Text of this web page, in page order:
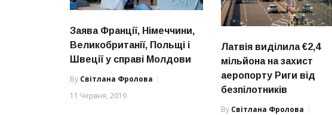
Заява Франції, Німеччини,
Великобританії, Польщі і
Швеції у справі Молдови
By Світлана Фролова
11 Червня, 2019
Латвія виділила €2,4
мільйона на захист
аеропорту Риги від
безпілотників
By Світлана Фролова